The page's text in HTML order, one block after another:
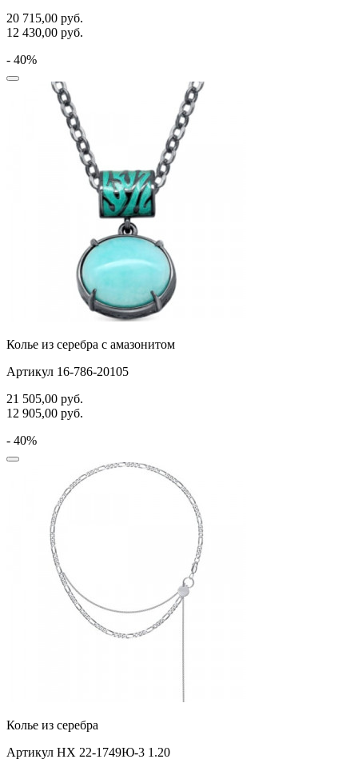
20 715,00 руб.
12 430,00 руб.
- 40%
Колье из серебра с амазонитом
Артикул 16-786-20105
21 505,00 руб.
12 905,00 руб.
- 40%
Колье из серебра
Артикул НХ 22-1749Ю-3 1.20